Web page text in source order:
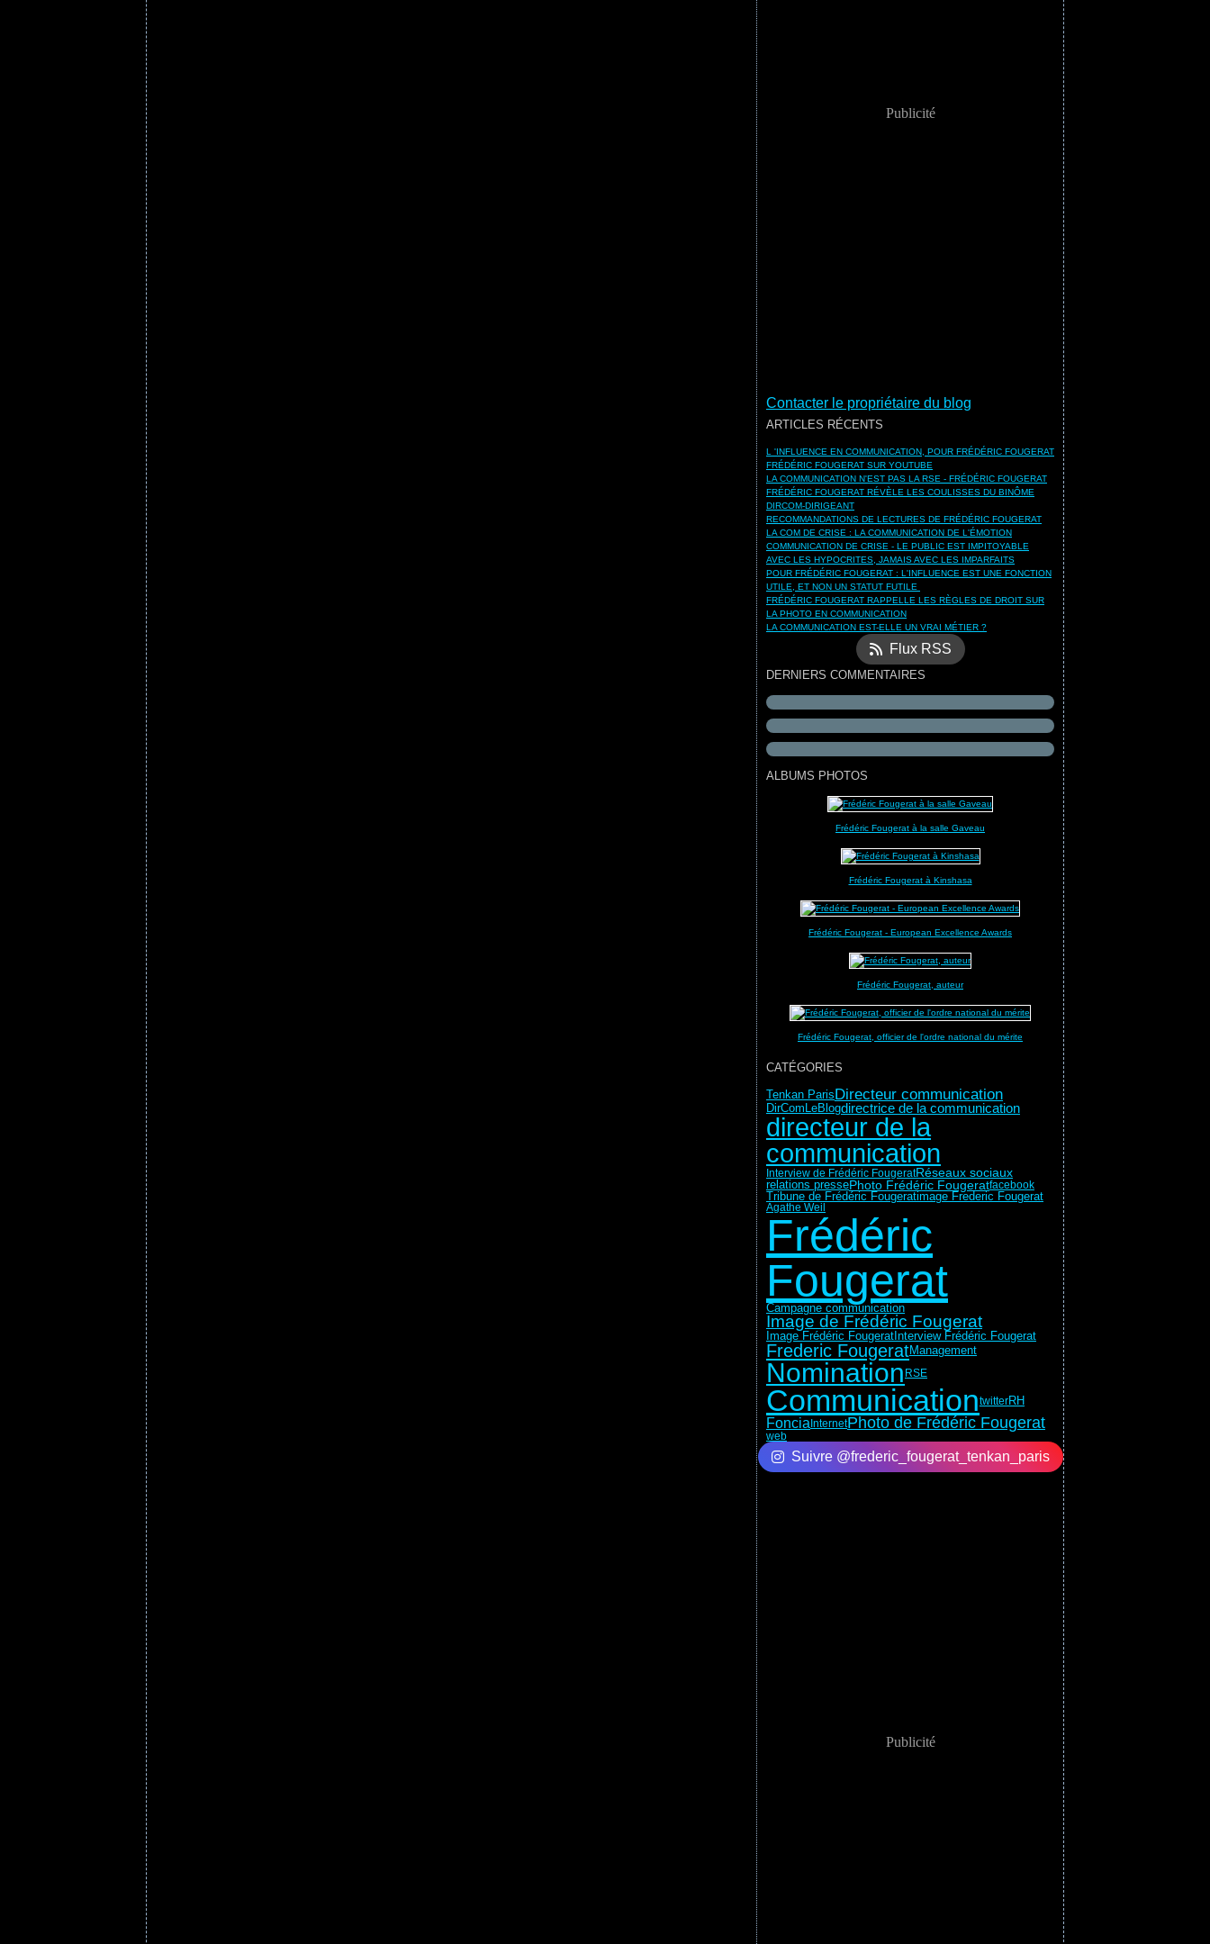
Publicité
Contacter le propriétaire du blog
ARTICLES RÉCENTS
L 'INFLUENCE EN COMMUNICATION, POUR FRÉDÉRIC FOUGERAT
FRÉDÉRIC FOUGERAT SUR YOUTUBE
LA COMMUNICATION N'EST PAS LA RSE - FRÉDÉRIC FOUGERAT
FRÉDÉRIC FOUGERAT RÉVÈLE LES COULISSES DU BINÔME
DIRCOM-DIRIGEANT
RECOMMANDATIONS DE LECTURES DE FRÉDÉRIC FOUGERAT
LA COM DE CRISE : LA COMMUNICATION DE L'ÉMOTION
COMMUNICATION DE CRISE - LE PUBLIC EST IMPITOYABLE
AVEC LES HYPOCRITES, JAMAIS AVEC LES IMPARFAITS
POUR FRÉDÉRIC FOUGERAT : L'INFLUENCE EST UNE FONCTION
UTILE, ET NON UN STATUT FUTILE
FRÉDÉRIC FOUGERAT RAPPELLE LES RÈGLES DE DROIT SUR
LA PHOTO EN COMMUNICATION
LA COMMUNICATION EST-ELLE UN VRAI MÉTIER ?
Flux RSS
DERNIERS COMMENTAIRES
ALBUMS PHOTOS
Frédéric Fougerat à la salle Gaveau
Frédéric Fougerat à Kinshasa
Frédéric Fougerat - European Excellence Awards
Frédéric Fougerat, auteur
Frédéric Fougerat, officier de l'ordre national du mérite
CATÉGORIES
Tenkan ParisDirecteur communication
DirComLeBlogdirectrice de la communication
directeur de la
communication
Interview de Frédéric FougeratRéseaux sociaux
relations pressePhoto Frédéric Fougeratfacebook
Tribune de Frédéric Fougeratimage Frederic Fougerat
Agathe Weil
Frédéric
Fougerat
Campagne communication
Image de Frédéric Fougerat
Image Frédéric Fougerat Interview Frédéric Fougerat
Frederic FougeratManagement
Nomination RSE
CommunicationtwitterRH
FonciaInternetPhoto de Frédéric Fougerat
web
Suivre @frederic_fougerat_tenkan_paris
Publicité